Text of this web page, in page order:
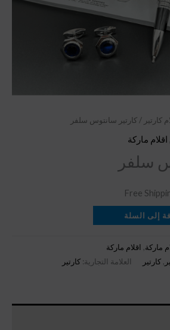
كارتير / كارتير سانتوس سلفر
اقلام ماركة
سلفر
إلى السلة
ماركة, اقلام ماركة
, كارتير العلامة التجارية: كارتير